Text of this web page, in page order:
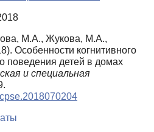
М.А., Жукова, М.А.,
Особенности когнитивного
поведения детей в домах
и специальная